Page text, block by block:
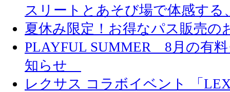
スリートとあそび場で体感する
夏休み限定！お得なパス販売の
PLAYFUL SUMMER 8月の有
知らせ
レクサス コラボイベント 「